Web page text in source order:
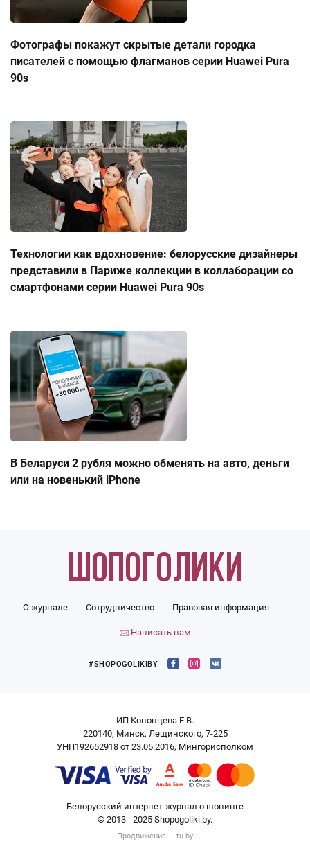
Фотографы покажут скрытые детали городка
писателей с помощью флагманов серии Huawei Pura
90s
Технологии как вдохновение: белорусские дизайнеры
представили в Париже коллекции в коллаборации со
смартфонами серии Huawei Pura 90s
В Беларуси 2 рубля можно обменять на авто, деньги
или на новенький iPhone
О журнале Сотрудничество Правовая информация
Написать нам
#SHOPOGOLIKIBY
ИП Кононцева Е.В.
220140, Минск, Лещинского, 7-225
УНП192652918 от 23.05.2016, Мингорисполком
Белорусский интернет-журнал о шопинге
© 2013 - 2025 Shopogoliki.by.
Продвижение — tu.by